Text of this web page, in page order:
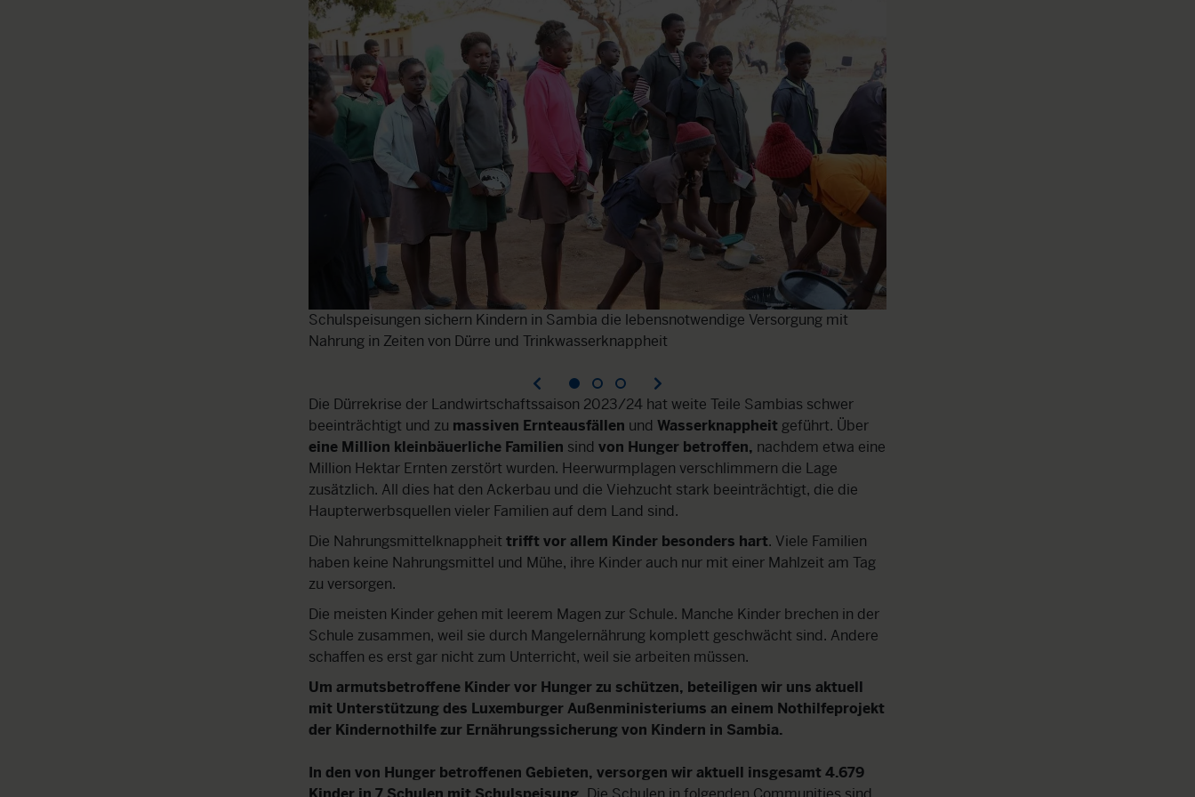
Schulspeisungen sichern Kindern in Sambia die lebensnotwendige Versorgung mit
Nahrung in Zeiten von Dürre und Trinkwasserknappheit
Die Dürrekrise der Landwirtschaftssaison 2023/24 hat weite Teile Sambias schwer
beeinträchtigt und zu massiven Ernteausfällen und Wasserknappheit geführt. Über
eine Million kleinbäuerliche Familien sind von Hunger betroffen, nachdem etwa eine
Million Hektar Ernten zerstört wurden. Heerwurmplagen verschlimmern die Lage
zusätzlich. All dies hat den Ackerbau und die Viehzucht stark beeinträchtigt, die die
Haupterwerbsquellen vieler Familien auf dem Land sind.
Die Nahrungsmittelknappheit trifft vor allem Kinder besonders hart. Viele Familien
haben keine Nahrungsmittel und Mühe, ihre Kinder auch nur mit einer Mahlzeit am Tag
zu versorgen.
Die meisten Kinder gehen mit leerem Magen zur Schule. Manche Kinder brechen in der
Schule zusammen, weil sie durch Mangelernährung komplett geschwächt sind. Andere
schaffen es erst gar nicht zum Unterricht, weil sie arbeiten müssen.
Um armutsbetroffene Kinder vor Hunger zu schützen, beteiligen wir uns aktuell
mit Unterstützung des Luxemburger Außenministeriums an einem Nothilfeprojekt
der Kindernothilfe zur Ernährungssicherung von Kindern in Sambia.
In den von Hunger betroffenen Gebieten, versorgen wir aktuell insgesamt 4.679